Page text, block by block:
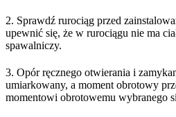
2. Sprawdź rurociąg przed
upewnić się, że w rurociągu nie ma
spawalniczy.
3. Opór ręcznego otwierania i
umiarkowany, a moment obrotowy
momentowi obrotowemu wybranego